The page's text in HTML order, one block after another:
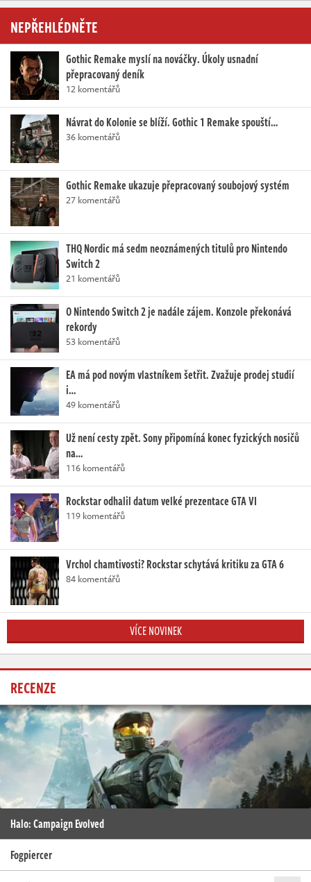
NEPŘEHLÉDNĚTE
Gothic Remake myslí na nováčky. Úkoly usnadní
přepracovaný deník
12 komentářů
Návrat do Kolonie se blíží. Gothic 1 Remake spouští…
36 komentářů
Gothic Remake ukazuje přepracovaný soubojový systém
27 komentářů
THQ Nordic má sedm neoznámených titulů pro Nintendo
Switch 2
21 komentářů
O Nintendo Switch 2 je nadále zájem. Konzole překonává
rekordy
53 komentářů
EA má pod novým vlastníkem šetřit. Zvažuje prodej studií
i…
49 komentářů
Už není cesty zpět. Sony připomíná konec fyzických nosičů
na…
116 komentářů
Rockstar odhalil datum velké prezentace GTA VI
119 komentářů
Vrchol chamtivosti? Rockstar schytává kritiku za GTA 6
84 komentářů
VÍCE NOVINEK
RECENZE
Halo: Campaign Evolved
Fogpiercer